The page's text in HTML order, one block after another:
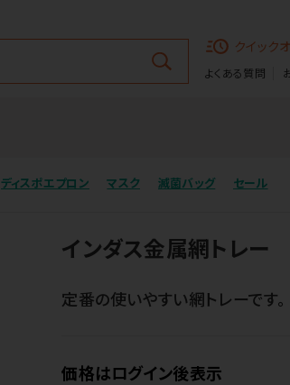
クイック
よくある質問
ディスポエプロン マスク 滅菌バッグ セール
インダス金属網トレー
定番の使いやすい網トレーです。
価格はログイン後表示